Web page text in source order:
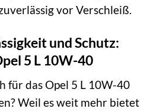
vor Verschleiß.
und Schutz:
5 L 10W-40
für das Opel 5 L 10W-40
Weil es weit mehr bietet